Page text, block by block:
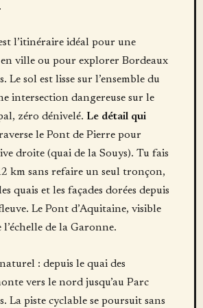
l’itinéraire idéal pour une
ville ou pour explorer Bordeaux
Le sol est lisse sur l’ensemble du
intersection dangereuse sur le
zéro dénivelé. Le détail qui
le Pont de Pierre pour
droite (quai de la Souys). Tu fais
km sans refaire un seul tronçon,
quais et les façades dorées depuis
Le Pont d’Aquitaine, visible
de la Garonne.
: depuis le quai des
vers le nord jusqu’au Parc
La piste cyclable se poursuit sans